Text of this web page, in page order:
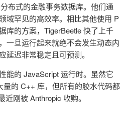
布式的金融事务数据库。他们通
域罕见的高效率。相比其他使用 P
库的方案，TigerBeetle 快了上千
一旦运行起来就绝不会发生动态内
延迟非常稳定且可预测。
能的 JavaScript 运行时。虽然它
的 C++ 库，但所有的胶水代码都
刚被 Anthropic 收购。